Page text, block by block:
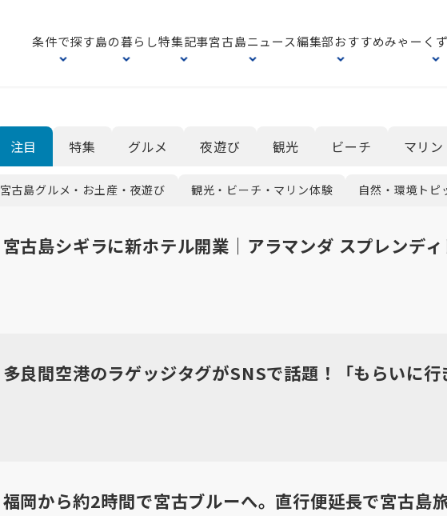
条件で探す島の暮らし特集記事宮古島ニュース編集部おすすめみゃーく
注目 特集 グルメ 夜遊び 観光 ビーチ マリン
宮古島グルメ・お土産・夜遊び 観光・ビーチ・マリン体験 自然・環境トピ
宮古島シギラに新ホテル開業｜アラマンダ スプレンデ
多良間空港のラゲッジタグがSNSで話題！「もらいに
福岡から約2時間で宮古ブルーへ。直行便延長で宮古島